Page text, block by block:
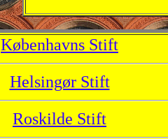
Københavns Stift
Helsingør Stift
Roskilde Stift